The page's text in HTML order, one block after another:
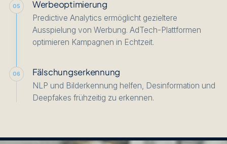
05 Werbeoptimierung
Predictive Analytics ermöglicht gezieltere
Ausspielung von Werbung. AdTech-Plattformen
optimieren Kampagnen in Echtzeit.
06 Fälschungserkennung
NLP und Bilderkennung helfen, Desinformation und
Deepfakes frühzeitig zu erkennen.